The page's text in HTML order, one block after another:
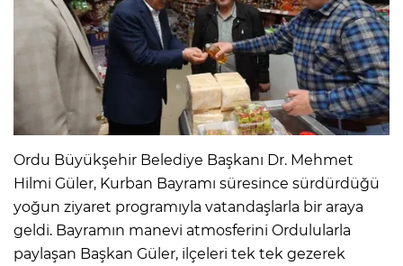
Ordu Büyükşehir Belediye Başkanı Dr. Mehmet
Hilmi Güler, Kurban Bayramı süresince sürdürdüğü
yoğun ziyaret programıyla vatandaşlarla bir araya
geldi. Bayramın manevi atmosferini Ordulularla
paylaşan Başkan Güler, ilçeleri tek tek gezerek